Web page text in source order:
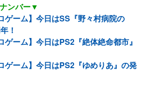
ンバー▼
ゲーム】今日はSS『野々村病院の
！
ゲーム】今日はPS2『絶体絶命都市』
ゲーム】今日はPS2『ゆめりあ』の発